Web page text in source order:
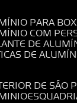
PARA BOX
COM
DE
DE
DE SÃO